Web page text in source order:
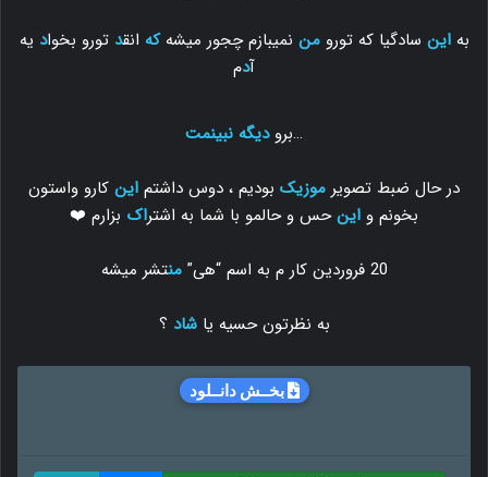
بهاین سادگیا که تورومن نمیبازم چجور میشهکه انقد تورو بخواد یه
آدم
…برودیگه نبینمت
در حال ضبط تصویر موزیک بودیم ، دوس داشتم این کارو واستون
بخونم و اینحس و حالمو با شما به اشتراک بزارم ❤️
20 فروردین کار م به اسم “هی” منتشر میشه
به نظرتون حسیه یاشاد ؟
بخــش دانــلود